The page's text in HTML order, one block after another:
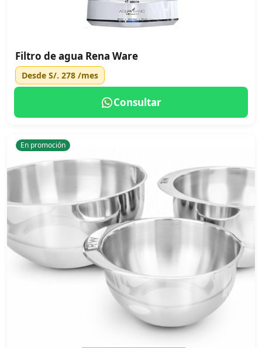
Filtro de agua Rena Ware
Desde S/. 278 /mes
Consultar
En promoción